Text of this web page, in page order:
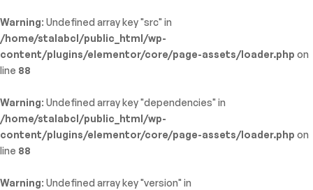
Warning: Undefined array key "src" in
/home/stalabcl/public_html/wp-
content/plugins/elementor/core/page-assets/loader.php on
line 88
Warning: Undefined array key "dependencies" in
/home/stalabcl/public_html/wp-
content/plugins/elementor/core/page-assets/loader.php on
line 88
Warning: Undefined array key "version" in